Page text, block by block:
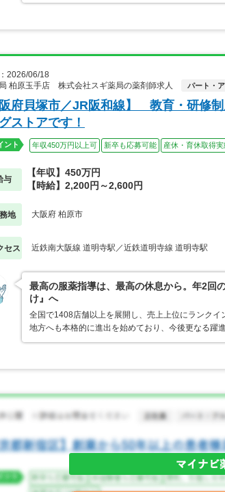
2026/06/18
柏原玉手店 株式会社スギ薬局の薬剤師求人
パート・
阪府貝塚市／JR阪和線】 教育・研修
ストアです！
ント 年収450万円以上可 新卒も応募可能 産休・育休取得実
与
【年収】450万円
【時給】2,200円～2,600円
地 大阪府 柏原市
セス 近鉄南大阪線 道明寺駅／近鉄道明寺線 道明寺駅
最高の服薬指導は、最高の休息から。年2回
け』へ
全国で1408店舗以上を展開し、売上上位にランク
地方へも本格的に進出を始めており、今後更なる